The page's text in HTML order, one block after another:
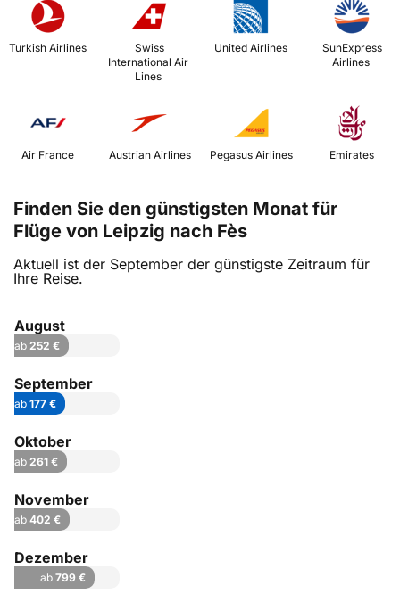
Turkish Airlines
International Air
Lines
United Airlines
Airlines
Air France Austrian Airlines Emirates
Finden Sie den günstigsten Monat für
Flüge von Leipzig nach Fès
Aktuell ist der September der günstigste Zeitraum für
Ihre Reise.
August
ab 252 €
September
ab 177 €
Oktober
ab 261 €
November
ab 402 €
Dezember
ab 799 €